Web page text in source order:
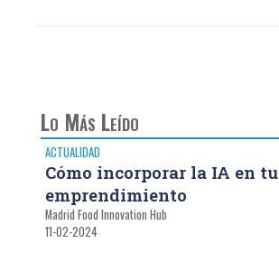
Lo Más Leído
ACTUALIDAD
Cómo incorporar la IA en tu
emprendimiento
Madrid Food Innovation Hub
11-02-2024